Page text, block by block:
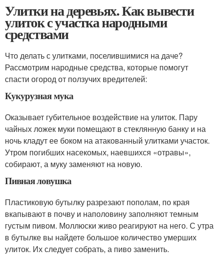
Улитки на деревьях. Как вывести
улиток с участка народными
средствами
Что делать с улитками, поселившимися на даче?
Рассмотрим народные средства, которые помогут
спасти огород от ползучих вредителей:
Кукурузная мука
Оказывает губительное воздействие на улиток. Пару
чайных ложек муки помещают в стеклянную банку и на
ночь кладут ее боком на атакованный улитками участок.
Утром погибших насекомых, наевшихся «отравы»,
собирают, а муку заменяют на новую.
Пивная ловушка
Пластиковую бутылку разрезают пополам, по края
вкапывают в почву и наполовину заполняют темным
густым пивом. Моллюски живо реагируют на него. С утра
в бутылке вы найдете большое количество умерших
улиток. Их следует собрать, а пиво заменить.